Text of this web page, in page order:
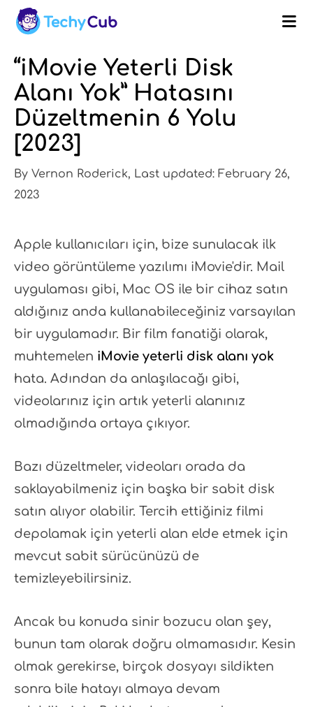
“iMovie Yeterli Disk
Alanı Yok” Hatasını
Düzeltmenin 6 Yolu
[2023]
By Vernon Roderick, Last updated: February 26,
2023
Apple kullanıcıları için, bize sunulacak ilk
video görüntüleme yazılımı iMovie'dir. Mail
uygulaması gibi, Mac OS ile bir cihaz satın
aldığınız anda kullanabileceğiniz varsayılan
bir uygulamadır. Bir film fanatiği olarak,
muhtemelen iMovie yeterli disk alanı yok
hata. Adından da anlaşılacağı gibi,
videolarınız için artık yeterli alanınız
olmadığında ortaya çıkıyor.
Bazı düzeltmeler, videoları orada da
saklayabilmeniz için başka bir sabit disk
satın alıyor olabilir. Tercih ettiğiniz filmi
depolamak için yeterli alan elde etmek için
mevcut sabit sürücünüzü de
temizleyebilirsiniz.
Ancak bu konuda sinir bozucu olan şey,
bunun tam olarak doğru olmamasıdır. Kesin
olmak gerekirse, birçok dosyayı sildikten
sonra bile hatayı almaya devam